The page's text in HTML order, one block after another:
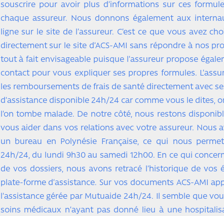
souscrire pour avoir plus d’informations sur ces
chaque assureur. Nous donnons également aux
ligne sur le site de l’assureur. C’est ce que vous avez
directement sur le site d’ACS-AMI sans répondre à nos
tout à fait envisageable puisque l’assureur propose
contact pour vous expliquer ses propres formules.
les remboursements de frais de santé directement avec
d’assistance disponible 24h/24 car comme vous le dites,
l’on tombe malade. De notre côté, nous restons
vous aider dans vos relations avec votre assureur. Nous
un bureau en Polynésie Française, ce qui nous
24h/24, du lundi 9h30 au samedi 12h00. En ce qui
de vos dossiers, nous avons retracé l’historique de vos
plate-forme d’assistance. Sur vos documents ACS-AMI
l’assistance gérée par Mutuaide 24h/24. Il semble que
soins médicaux n’ayant pas donné lieu à une